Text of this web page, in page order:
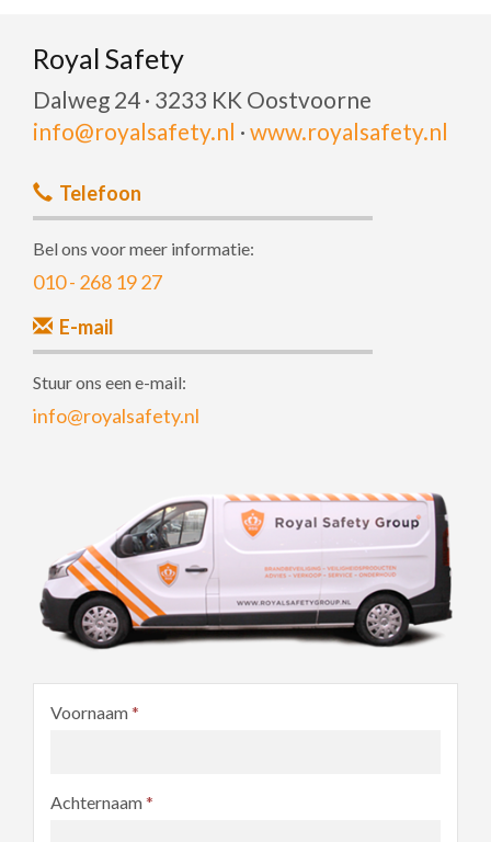
Royal Safety
Dalweg 24 · 3233 KK Oostvoorne
info@royalsafety.nl · www.royalsafety.nl
Telefoon
Bel ons voor meer informatie:
010 - 268 19 27
E-mail
Stuur ons een e-mail:
info@royalsafety.nl
Voornaam*
Achternaam*